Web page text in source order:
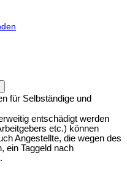
für Selbständige und
entschädigt werden
etc.) können
Angestellte, die wegen des
ein Taggeld nach